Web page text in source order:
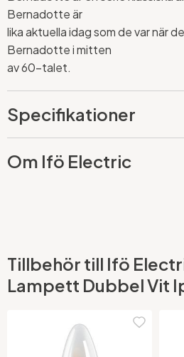
Bernadotte är
lika aktuella idag som de var när
Bernadotte i mitten
av 60-talet.
Specifikationer
Om Ifö Electric
Tillbehör till Ifö
Lampett Dubbel Vit